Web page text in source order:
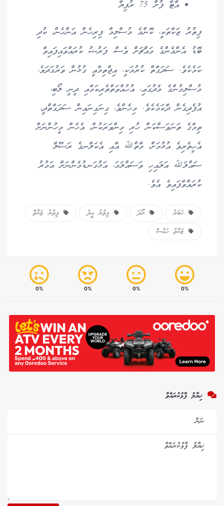
އާޓާ ފުށް 75 ރުފިޔާ
ފިތުރު ޒަކާތަކީ، ކޮންމެ މުސްލިމް ފިރިހެން އަންހެން، ކުދި
ބޮޑު އެންމެންގެ މައްޗަށް ވެސް، ފަރުޟު ކުރައްވައިފައިވާ
ކަމެކެވެ. ސަދަގާތް ކުރުމަކީ، އިޖްތިމާއީ ގުޅުން ވަރުގަދަވެ،
މުސްލިމުންގެ މެދުގައި، އުހުއްވަތްތެރިކަމާއި ދީނީ ލޯބި،
އުފެދިގެން ދާކަމެކެވެ. މިހެންވެ، ގިނަގިނައިން ސަދަގާތްދީ،
ތިމާގެ ތަނަވަސްކަން ހުރި މިންވަރަކުން، އެހެން މީހުންނަށް
އެހީތެރިވެ އުޅުމަށް، މާތްﷲ އާއި އެކަލާނގެ ރަސޫލާ
ސައްލަﷲ އަލައިހި ވަސައްލަމަ، އަޅުގަނޑުމެންނަށް އަމުރު
ކުރައްވާފައިވެ އެވެ.
ހަބަރު ރޯދަ ފިތުރު އީދު
ފިތުރު ޒަކާތް
ޒަކާތު ހައުސް
0%
0%
0%
0%
ޚިޔާލު ފާޅުކުރައްވާ